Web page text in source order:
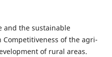
and the sustainable
of the agri-
of rural areas.